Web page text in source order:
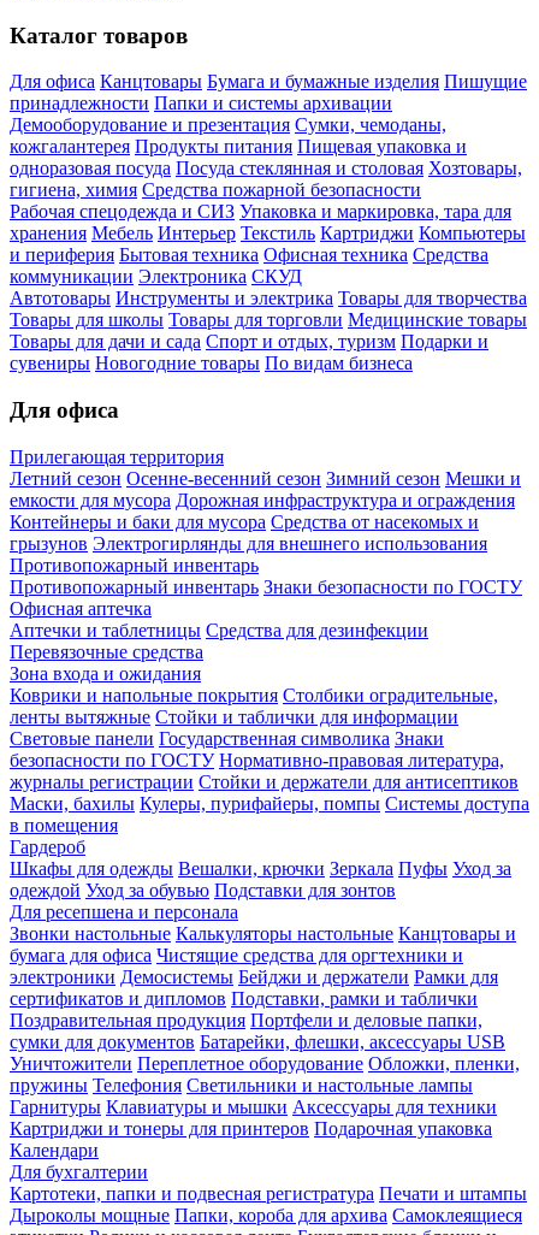
Каталог товаров
Для офиса Канцтовары Бумага и бумажные изделия Пишущие
принадлежности Папки и системы архивации
Демооборудование и презентация Сумки, чемоданы,
кожгалантерея Продукты питания Пищевая упаковка и
одноразовая посуда Посуда стеклянная и столовая Хозтовары,
гигиена, химия Средства пожарной безопасности
Рабочая спецодежда и СИЗ Упаковка и маркировка, тара для
хранения Мебель Интерьер Текстиль Картриджи Компьютеры
и периферия Бытовая техника Офисная техника Средства
коммуникации Электроника СКУД
Автотовары Инструменты и электрика Товары для творчества
Товары для школы Товары для торговли Медицинские товары
Товары для дачи и сада Спорт и отдых, туризм Подарки и
сувениры Новогодние товары По видам бизнеса
Для офиса
Прилегающая территория
Летний сезон Осенне-весенний сезон Зимний сезон Мешки и
емкости для мусора Дорожная инфраструктура и ограждения
Контейнеры и баки для мусора Средства от насекомых и
грызунов Электрогирлянды для внешнего использования
Противопожарный инвентарь
Противопожарный инвентарь Знаки безопасности по ГОСТУ
Офисная аптечка
Аптечки и таблетницы Средства для дезинфекции
Перевязочные средства
Зона входа и ожидания
Коврики и напольные покрытия Столбики оградительные,
ленты вытяжные Стойки и таблички для информации
Световые панели Государственная символика Знаки
безопасности по ГОСТУ Нормативно-правовая литература,
журналы регистрации Стойки и держатели для антисептиков
Маски, бахилы Кулеры, пурифайеры, помпы Системы доступа
в помещения
Гардероб
Шкафы для одежды Вешалки, крючки Зеркала Пуфы Уход за
одеждой Уход за обувью Подставки для зонтов
Для ресепшена и персонала
Звонки настольные Калькуляторы настольные Канцтовары и
бумага для офиса Чистящие средства для оргтехники и
электроники Демосистемы Бейджи и держатели Рамки для
сертификатов и дипломов Подставки, рамки и таблички
Поздравительная продукция Портфели и деловые папки,
сумки для документов Батарейки, флешки, аксессуары USB
Уничтожители Переплетное оборудование Обложки, пленки,
пружины Телефония Светильники и настольные лампы
Гарнитуры Клавиатуры и мышки Аксессуары для техники
Картриджи и тонеры для принтеров Подарочная упаковка
Календари
Для бухгалтерии
Картотеки, папки и подвесная регистратура Печати и штампы
Дыроколы мощные Папки, короба для архива Самоклеящиеся